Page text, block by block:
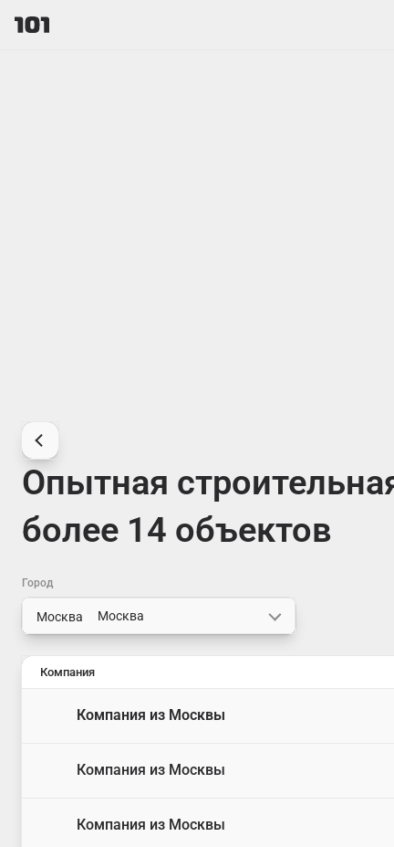
Опытная
более 14 объектов
Город
Москва
Компания
Компания из Москвы
Компания из Москвы
Компания из Москвы